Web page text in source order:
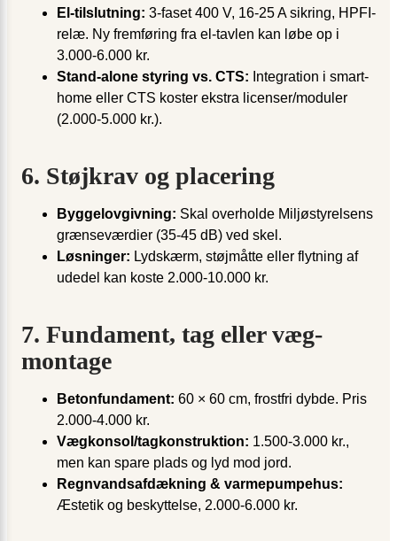
El-tilslutning: 3-faset 400 V, 16-25 A sikring, HPFI-
relæ. Ny fremføring fra el-tavlen kan løbe op i
3.000-6.000 kr.
Stand-alone styring vs. CTS: Integration i smart-
home eller CTS koster ekstra licenser/moduler
(2.000-5.000 kr.).
6. Støjkrav og placering
Byggelovgivning: Skal overholde Miljøstyrelsens
grænseværdier (35-45 dB) ved skel.
Løsninger: Lydskærm, støjmåtte eller flytning af
udedel kan koste 2.000-10.000 kr.
7. Fundament, tag eller væg­
montage
Betonfundament: 60 × 60 cm, frostfri dybde. Pris
2.000-4.000 kr.
Vægkonsol/tagkonstruktion: 1.500-3.000 kr.,
men kan spare plads og lyd mod jord.
Regnvandsafdækning & varmepumpehus:
Æstetik og beskyttelse, 2.000-6.000 kr.